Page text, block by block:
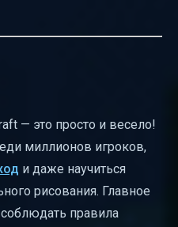
— это просто и весело!
миллионов игроков,
и даже научиться
рисования. Главное
правила